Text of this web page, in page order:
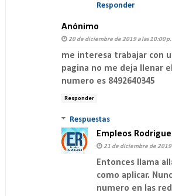
Responder
Anónimo
20 de diciembre de 2019 a las 10:00
me interesa trabajar con
pagina no me deja llenar
numero es 8492640345
Responder
Respuestas
Empleos
21 de diciembre de 2019
Entonces llama
como aplicar.
numero en las